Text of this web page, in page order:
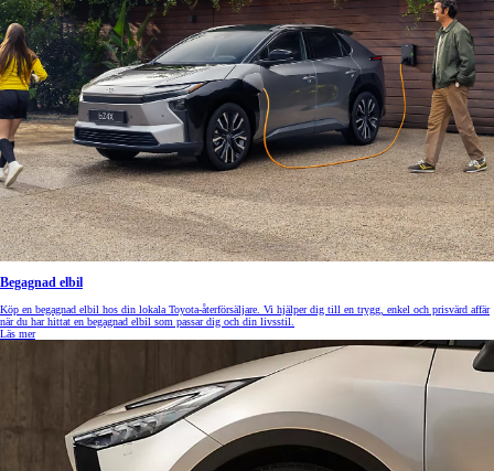
Begagnad elbil
Köp en begagnad elbil hos din lokala Toyota-återförsäljare. Vi hjälper dig till en trygg, enkel och prisvärd affär
när du har hittat en begagnad elbil som passar dig och din livsstil.
Läs mer